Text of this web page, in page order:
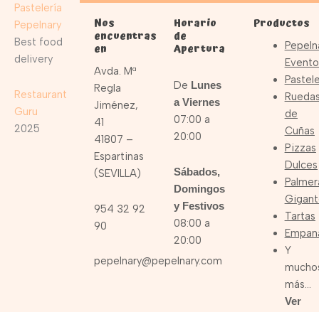
Pastelería
Pepelnary
Best food
delivery
Restaurant
Guru
2025
Nos
encuentras
en
Avda. Mª
Regla
Jiménez,
41
41807 –
Espartinas
(SEVILLA)
954 32 92
90
pepelnary@pepelnary.com
Horario
de
Apertura
De Lunes
a Viernes
07:00 a
20:00
Sábados,
Domingos
y Festivos
08:00 a
20:00
Productos
de
Cuñas
Pizzas
Dulces
Tartas
Y
más…
Ver